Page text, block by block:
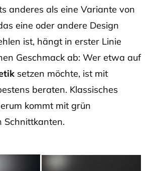
anderes als eine Variante von
eine oder andere Design
ist, hängt in erster Linie
Geschmack ab: Wer etwa auf
setzen möchte, ist mit
beraten. Klassisches
kommt mit grün
Schnittkanten.